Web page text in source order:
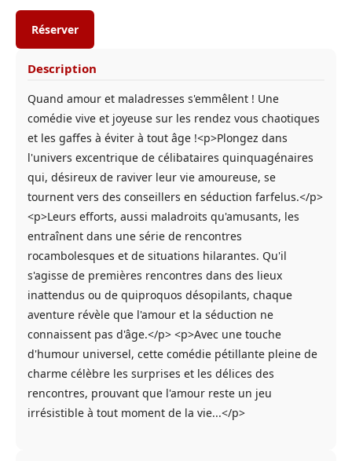
Réserver
Description
Quand amour et maladresses s'emmêlent ! Une
comédie vive et joyeuse sur les rendez vous chaotiques
et les gaffes à éviter à tout âge !<p>Plongez dans
l'univers excentrique de célibataires quinquagénaires
qui, désireux de raviver leur vie amoureuse, se
tournent vers des conseillers en séduction farfelus.</p>
<p>Leurs efforts, aussi maladroits qu'amusants, les
entraînent dans une série de rencontres
rocambolesques et de situations hilarantes. Qu'il
s'agisse de premières rencontres dans des lieux
inattendus ou de quiproquos désopilants, chaque
aventure révèle que l'amour et la séduction ne
connaissent pas d'âge.</p> <p>Avec une touche
d'humour universel, cette comédie pétillante pleine de
charme célèbre les surprises et les délices des
rencontres, prouvant que l'amour reste un jeu
irrésistible à tout moment de la vie...</p>